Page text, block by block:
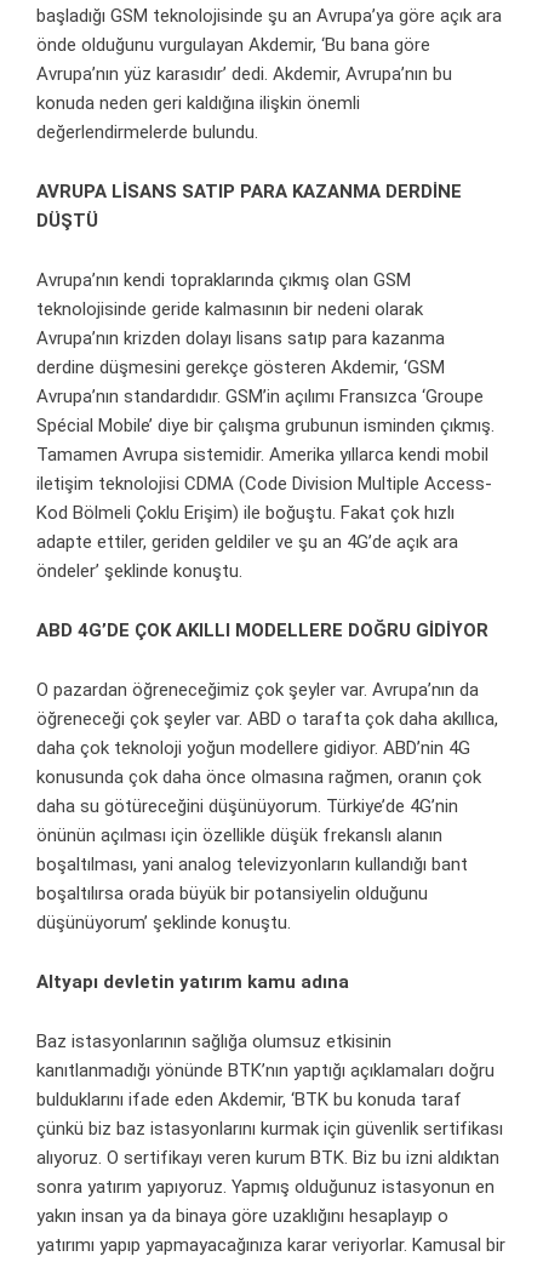
başladığı GSM teknolojisinde şu an Avrupa’ya göre açık ara
önde olduğunu vurgulayan Akdemir, ‘Bu bana göre
Avrupa’nın yüz karasıdır’ dedi. Akdemir, Avrupa’nın bu
konuda neden geri kaldığına ilişkin önemli
değerlendirmelerde bulundu.
AVRUPA LİSANS SATIP PARA KAZANMA DERDİNE
DÜŞTÜ
Avrupa’nın kendi topraklarında çıkmış olan GSM
teknolojisinde geride kalmasının bir nedeni olarak
Avrupa’nın krizden dolayı lisans satıp para kazanma
derdine düşmesini gerekçe gösteren Akdemir, ‘GSM
Avrupa’nın standardıdır. GSM’in açılımı Fransızca ‘Groupe
Spécial Mobile’ diye bir çalışma grubunun isminden çıkmış.
Tamamen Avrupa sistemidir. Amerika yıllarca kendi mobil
iletişim teknolojisi CDMA (Code Division Multiple Access-
Kod Bölmeli Çoklu Erişim) ile boğuştu. Fakat çok hızlı
adapte ettiler, geriden geldiler ve şu an 4G’de açık ara
öndeler’ şeklinde konuştu.
ABD 4G’DE ÇOK AKILLI MODELLERE DOĞRU GİDİYOR
O pazardan öğreneceğimiz çok şeyler var. Avrupa’nın da
öğreneceği çok şeyler var. ABD o tarafta çok daha akıllıca,
daha çok teknoloji yoğun modellere gidiyor. ABD’nin 4G
konusunda çok daha önce olmasına rağmen, oranın çok
daha su götüreceğini düşünüyorum. Türkiye’de 4G’nin
önünün açılması için özellikle düşük frekanslı alanın
boşaltılması, yani analog televizyonların kullandığı bant
boşaltılırsa orada büyük bir potansiyelin olduğunu
düşünüyorum’ şeklinde konuştu.
Altyapı devletin yatırım kamu adına
Baz istasyonlarının sağlığa olumsuz etkisinin
kanıtlanmadığı yönünde BTK’nın yaptığı açıklamaları doğru
bulduklarını ifade eden Akdemir, ‘BTK bu konuda taraf
çünkü biz baz istasyonlarını kurmak için güvenlik sertifikası
alıyoruz. O sertifikayı veren kurum BTK. Biz bu izni aldıktan
sonra yatırım yapıyoruz. Yapmış olduğunuz istasyonun en
yakın insan ya da binaya göre uzaklığını hesaplayıp o
yatırımı yapıp yapmayacağınıza karar veriyorlar. Kamusal bir